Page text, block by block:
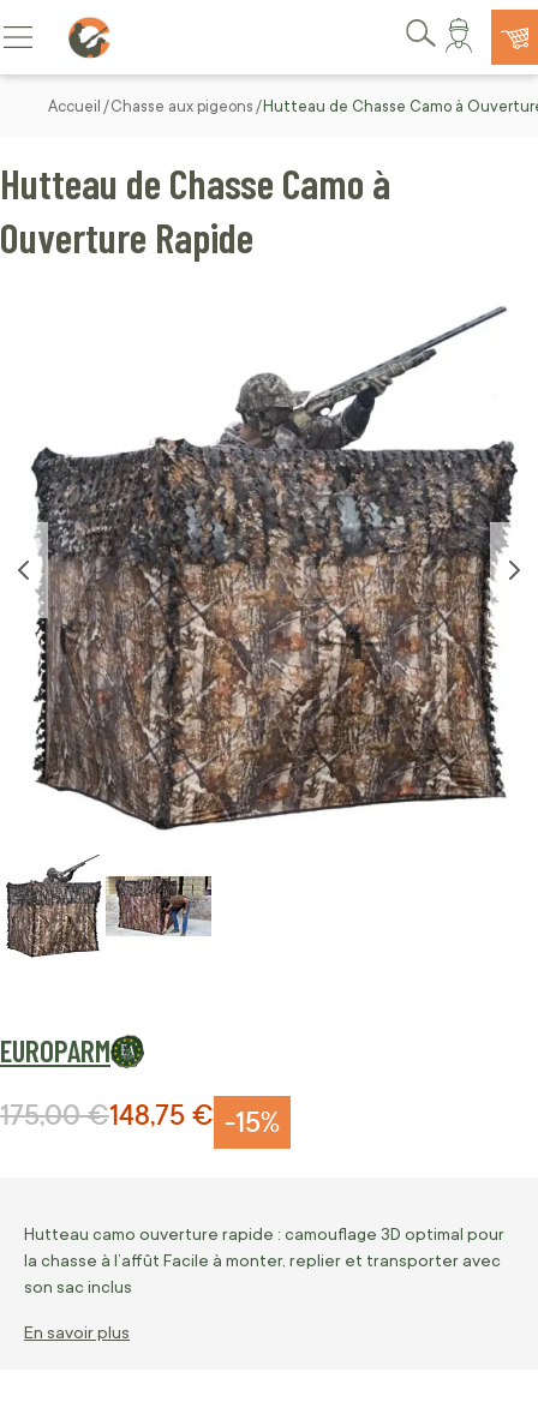
Allez au contenu
Basculer la navigation
Rechercher
Accueil Chasse aux pigeons Hutteau de Chasse Camo à
EUROPARM
Hutteau de Chasse Camo à
Ouverture Rapide
-15%
Prix Spécial
148,75 €
Prix normal
175,00 €
Hutteau camo ouverture rapide : camouflage 3D optimal pour
la chasse à l’affût Facile à monter, replier et transporter avec
son sac inclus
En savoir plus